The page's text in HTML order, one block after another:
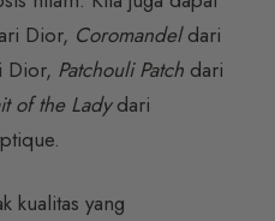
Dior, Coromandeldari
Patchouli Patch dari
of the Ladydari
kualitas yang